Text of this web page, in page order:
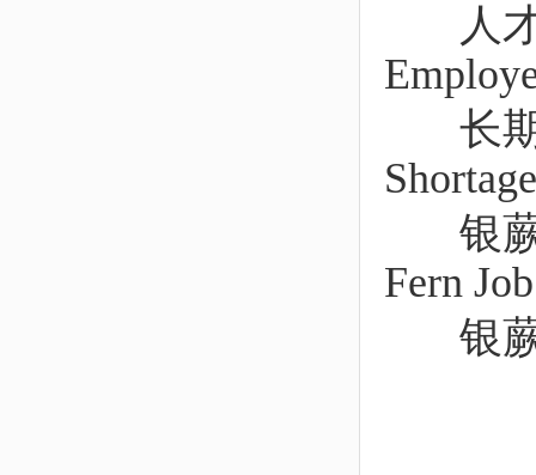
人才
长期
银蕨
Fern
银蕨